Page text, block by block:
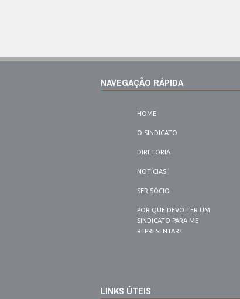
NAVEGAÇÃO RÁPIDA
HOME
O SINDICATO
DIRETORIA
NOTÍCIAS
SER SÓCIO
POR QUE DEVO TER UM
SINDICATO PARA ME
REPRESENTAR?
LINKS ÚTEIS